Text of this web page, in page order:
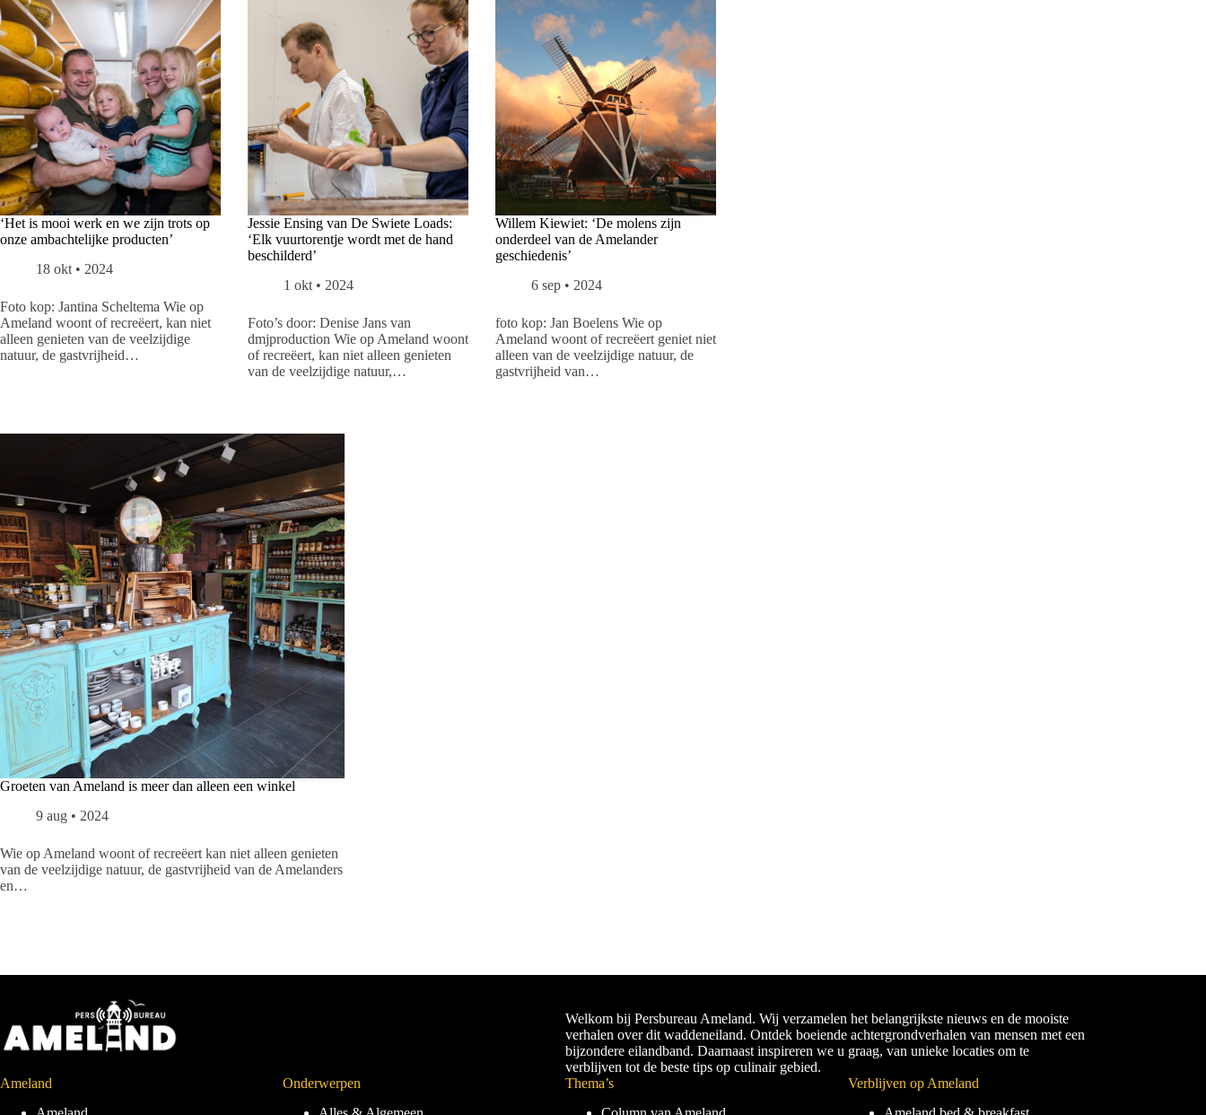
‘Het is mooi werk en we zijn trots op
onze ambachtelijke producten’
18 okt • 2024
Foto kop: Jantina Scheltema Wie op
Ameland woont of recreëert, kan niet
alleen genieten van de veelzijdige
natuur, de gastvrijheid…
Jessie Ensing van De Swiete Loads:
‘Elk vuurtorentje wordt met de hand
beschilderd’
1 okt • 2024
Foto’s door: Denise Jans van
dmjproduction Wie op Ameland woont
of recreëert, kan niet alleen genieten
van de veelzijdige natuur,…
Willem Kiewiet: ‘De molens zijn
onderdeel van de Amelander
geschiedenis’
6 sep • 2024
foto kop: Jan Boelens Wie op
Ameland woont of recreëert geniet niet
alleen van de veelzijdige natuur, de
gastvrijheid van…
Groeten van Ameland is meer dan alleen een winkel
9 aug • 2024
Wie op Ameland woont of recreëert kan niet alleen genieten
van de veelzijdige natuur, de gastvrijheid van de Amelanders
en…
Welkom bij Persbureau Ameland. Wij verzamelen het belangrijkste nieuws en de mooiste
verhalen over dit waddeneiland. Ontdek boeiende achtergrondverhalen van mensen met een
bijzondere eilandband. Daarnaast inspireren we u graag, van unieke locaties om te
verblijven tot de beste tips op culinair gebied.
Ameland
Onderwerpen
Thema’s
Verblijven op Ameland